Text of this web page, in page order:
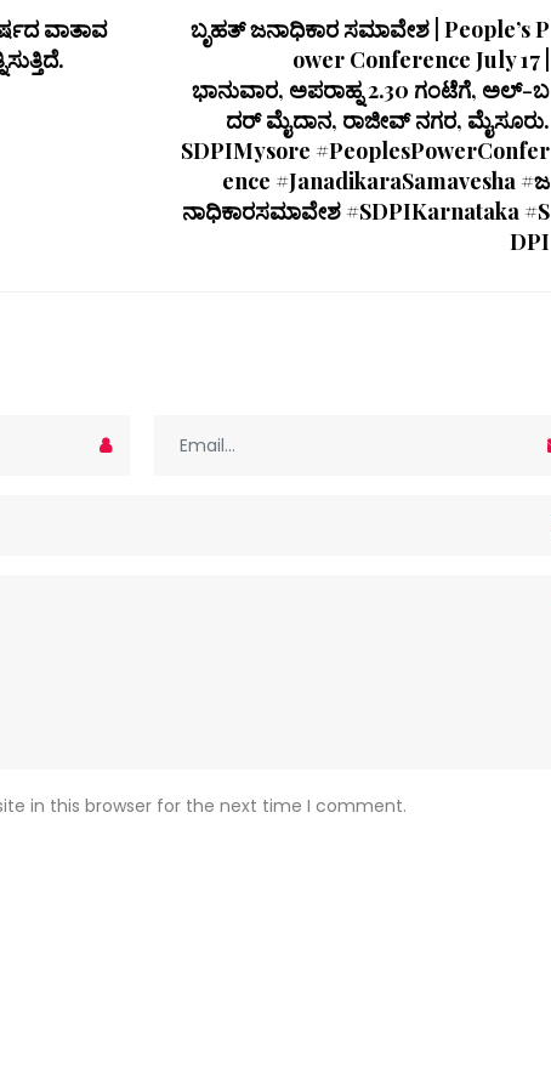
ವಾತಾವ
ಬೃಹತ್ ಜನಾಧಿಕಾರ ಸಮಾವೇಶ | People’s P
ower Conference July 17 |
ಭಾನುವಾರ, ಅಪರಾಹ್ನ 2.30 ಗಂಟೆಗೆ, ಅಲ್-ಬ
ದರ್ ಮೈದಾನ, ರಾಜೀವ್ ನಗರ, ಮೈಸೂರು.
SDPIMysore #PeoplesPowerConfer
ence #JanadikaraSamavesha #ಜ
ನಾಧಿಕಾರಸಮಾವೇಶ #SDPIKarnataka #S
DPI
in this browser for the next time I comment.